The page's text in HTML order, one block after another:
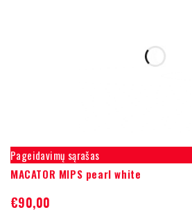
Pageidavimų sąrašas
MACATOR MIPS pearl white
€90,00